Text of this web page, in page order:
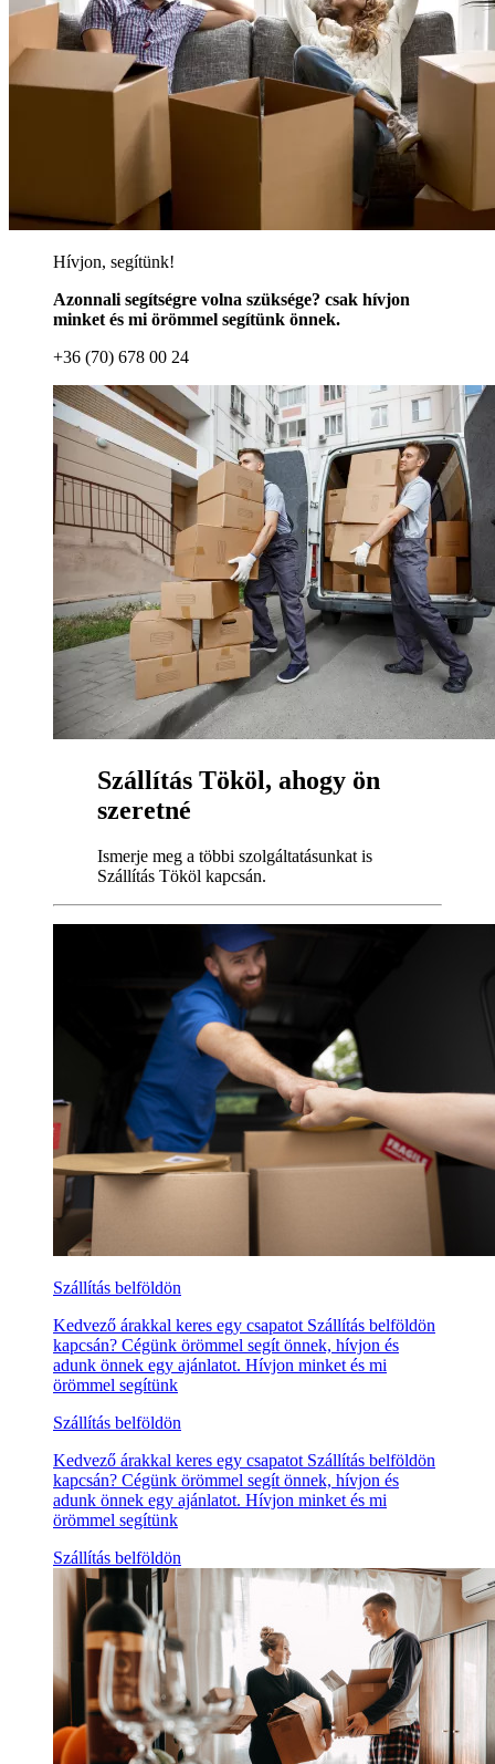
Hívjon, segítünk!
Azonnali segítségre volna szüksége? csak hívjon
minket és mi örömmel segítünk önnek.
+36 (70) 678 00 24
Szállítás Tököl, ahogy ön
szeretné
Ismerje meg a többi szolgáltatásunkat is
Szállítás Tököl kapcsán.
Szállítás belföldön
Kedvező árakkal keres egy csapatot Szállítás belföldön
kapcsán? Cégünk örömmel segít önnek, hívjon és
adunk önnek egy ajánlatot. Hívjon minket és mi
örömmel segítünk
Szállítás belföldön
Kedvező árakkal keres egy csapatot Szállítás belföldön
kapcsán? Cégünk örömmel segít önnek, hívjon és
adunk önnek egy ajánlatot. Hívjon minket és mi
örömmel segítünk
Szállítás belföldön